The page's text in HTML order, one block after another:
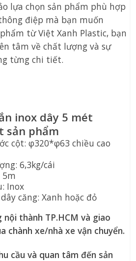
lựa chọn sản phẩm phù hợp
điệp mà bạn muốn
từ Việt Xanh Plastic, bạn
tâm về chất lượng và sự
từng chi tiết.
inox dây 5 mét
sản phẩm
cột: φ320*φ63 chiều cao
6,3kg/cái
5m
Inox
căng: Xanh hoặc đỏ
thành TP.HCM và giao
chành xe/nhà xe vận chuyển.
cầu và quan tâm đến sản